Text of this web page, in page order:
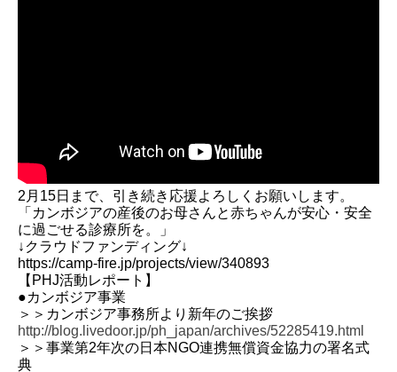
2月15日まで、引き続き応援よろしくお願いします。
「カンボジアの産後のお母さんと赤ちゃんが安心・安全
に過ごせる診療所を。」
↓クラウドファンディング↓
https://camp-fire.jp/projects/view/340893
【PHJ活動レポート】
●カンボジア事業
＞＞カンボジア事務所より新年のご挨拶
http://blog.livedoor.jp/ph_japan/archives/52285419.html
＞＞事業第2年次の日本NGO連携無償資金協力の署名式
典